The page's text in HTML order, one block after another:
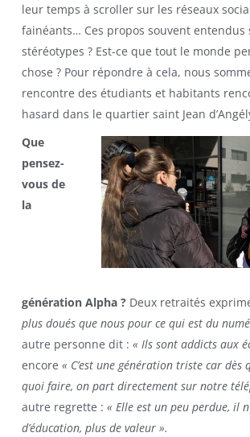
leur temps à scroller sur les réseaux
fainéants… Ces propos souvent entendus
stéréotypes ? Est-ce que tout le monde
chose ? Pour répondre à cela, nous
rencontre des étudiants et habitants
hasard dans le quartier saint Jean
Que
pensez-
vous de
la
génération Alpha ? Deux retraités
plus doués que nous pour ce qui est du
autre personne dit : « Ils sont addicts aux
encore « C’est une génération triste car dès
quoi faire, on part directement sur notre
autre regrette : « Elle est un peu perdue, il
d’éducation, plus de valeur ».